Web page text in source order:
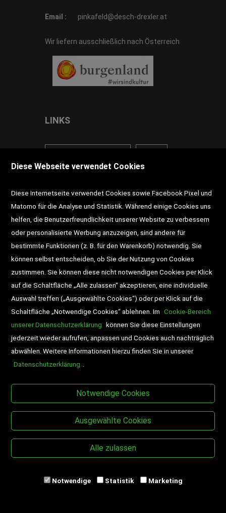
Email : pinkafeld@desch-drexler.at
Wir liefern ausschließlich nach Österreich
LINKS
Newsletter Schultaschen
Veranstaltungen
BESUCHEN SIE UNS
Papierhandels & Verlags GmbH
Diese Webseite verwendet Cookies
Diese Internetseite verwendet Cookies sowie Facebook Pixel und
Matomo für die Analyse und Statistik. Während einige Cookies uns
helfen, die Benutzerfreundlichkeit unserer Website zu verbessern
oder personalisierte Werbung anzuzeigen, sind andere für
bestimmte Funktionen (z. B. für den Warenkorb) notwendig. Sie
können selbst entscheiden, ob Sie der Nutzung von Cookies
zustimmen. Sie können diese nicht notwendigen Cookies per Klick
auf die Schaltfläche „Alle zulassen“ akzeptieren, eine individuelle
Auswahl treffen („Ausgewählte Cookies“) oder per Klick auf die
Schaltfläche „Notwendige Cookies“ ablehnen. Im Cookie-Bereich
unserer Datenschutzerklärung können Sie diese Einstellungen
jederzeit wieder aufrufen, anpassen und Cookies auch nachträglich
abwählen. Weitere Informationen hierzu finden Sie in unserer
Datenschutzerklärung
Notwendige Cookies
Ausgewählte Cookies
Alle zulassen
Notwendige Statistik Marketing